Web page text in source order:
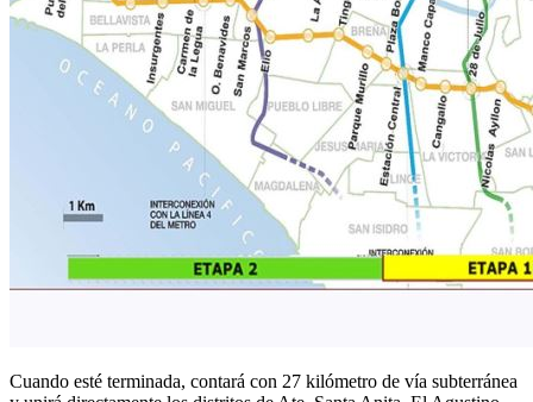
Cuando esté terminada, contará con 27 kilómetro de vía subterránea